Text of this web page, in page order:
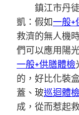
鎮江市丹
凱：假如一般+
救濟的無人機
們可以應用陽
一般+供膳體檢
的，好比化裝
蓋、玻巡迴體
成，從而惹起